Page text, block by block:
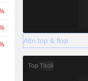
Altri top & flop
Top Titoli